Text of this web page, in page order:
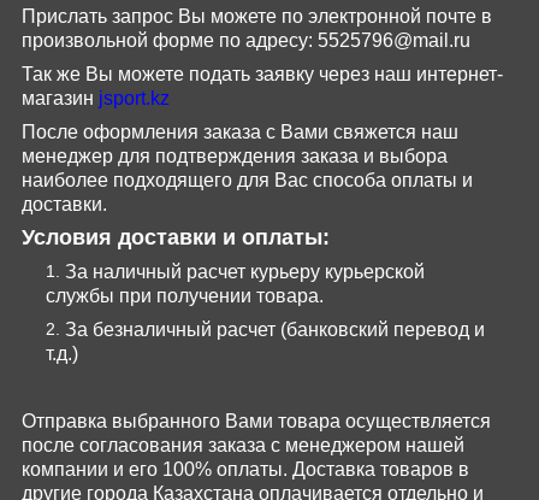
Прислать запрос Вы можете по электронной почте в
произвольной форме по адресу: 5525796@mail .ru
Так же Вы можете подать заявку через наш интернет-
магазин jsport.kz
После оформления заказа с Вами свяжется наш
менеджер для подтверждения заказа и выбора
наиболее подходящего для Вас способа оплаты и
доставки.
Условия доставки и оплаты:
За наличный расчет курьеру курьерской
службы при получении товара.
За безналичный расчет (банковский перевод и
т.д.)
Отправка выбранного Вами товара осуществляется
после согласования заказа с менеджером нашей
компании и его 100% оплаты. Доставка товаров в
другие города Казахстана оплачивается отдельно и